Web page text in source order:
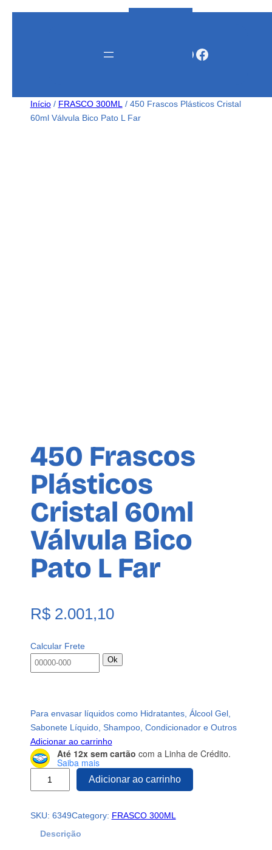
Facebook
Início/ FRASCO 300ML / 450 Frascos Plásticos Cristal
60ml Válvula Bico Pato L Far
450 Frascos
Plásticos
Cristal 60ml
Válvula Bico
Pato L Far
R$2.001,10
Calcular Frete
Ok
Para envasar líquidos como Hidratantes, Álcool Gel,
Sabonete Líquido, Shampoo, Condicionador e Outros
Adicionar ao carrinho
Até 12x sem cartão com a Linha de Crédito.
Saiba mais
5
F
Adicionar ao carrinho
SKU: 6349Category: FRASCO 300ML
Descrição